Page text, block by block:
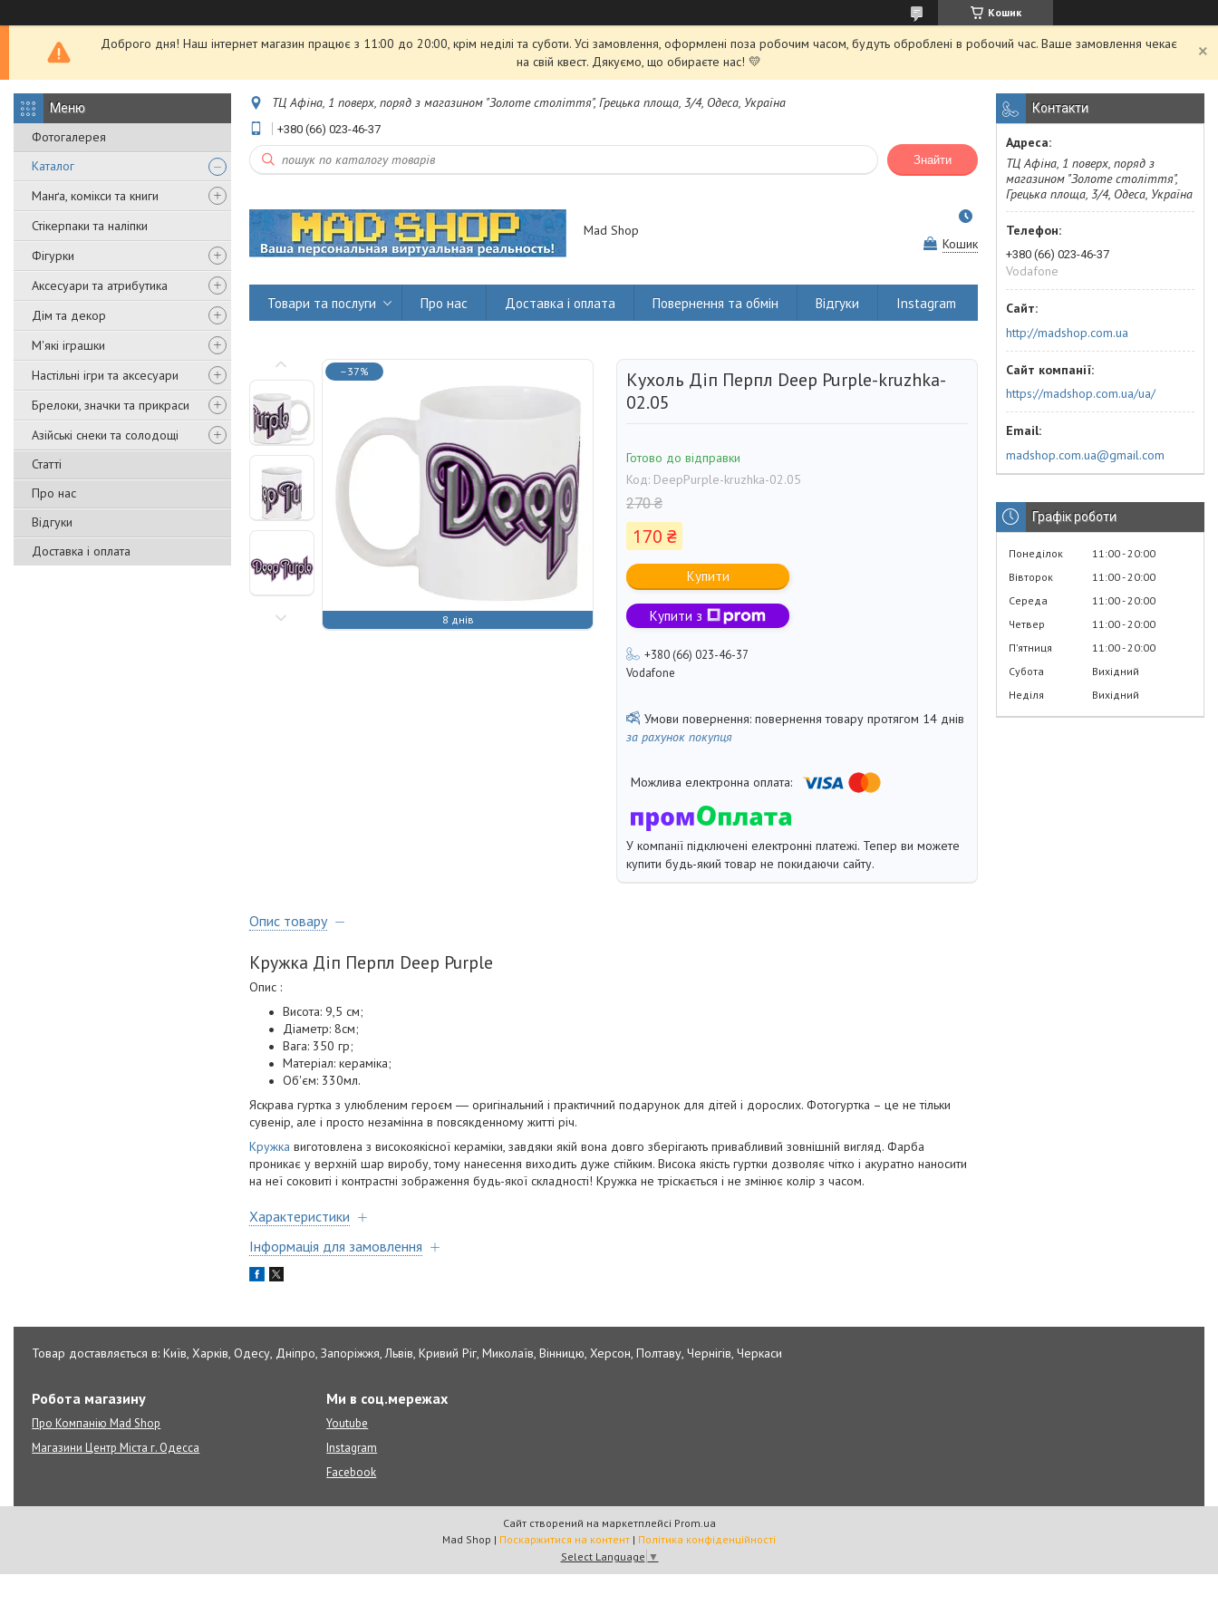
Кошик
Доброго дня! Наш інтернет магазин працює з 11:00 до 20:00, крім неділі та суботи. Усі замовлення, оформлені поза робочим часом, будуть оброблені в робочий час. Ваше замовлення чекає
на свій квест. Дякуємо, що обираєте нас! 💛
Фотогалерея
Каталог
Манґа, комікси та книги
Стікерпаки та наліпки
Фігурки
Аксесуари та атрибутика
Дім та декор
М'які іграшки
Настільні ігри та аксесуари
Брелоки, значки та прикраси
Азійські снеки та солодощі
Статті
Про нас
Відгуки
Доставка і оплата
ТЦ Афіна, 1 поверх, поряд з магазином "Золоте століття", Грецька площа, 3/4, Одеса, Україна
+380 (66) 023-46-37
Знайти
Mad Shop
Кошик
Товари та послуги Про нас Доставка і оплата Повернення та обмін Відгуки Instagram
–37%
8 днів
Кухоль Діп Перпл Deep Purple-kruzhka-
02.05
Готово до відправки
Код: DeepPurple-kruzhka-02.05
270 ₴
170 ₴
Купити
Купити з
+380 (66) 023-46-37
Vodafone
повернення товару протягом 14 днів
за рахунок покупця
У компанії підключені електронні платежі. Тепер ви можете
купити будь-який товар не покидаючи сайту.
Опис товару
Кружка Діп Перпл Deep Purple
Опис :
Висота: 9,5 см;
Діаметр: 8см;
Вага: 350 гр;
Матеріал: кераміка;
Об'єм: 330мл.
Яскрава гуртка з улюбленим героєм ― оригінальний і практичний подарунок для дітей і дорослих. Фотогуртка – це не тільки
сувенір, але і просто незамінна в повсякденному житті річ.
Кружка виготовлена з високоякісної кераміки, завдяки якій вона довго зберігають привабливий зовнішній вигляд. Фарба
проникає у верхній шар виробу, тому нанесення виходить дуже стійким. Висока якість гуртки дозволяє чітко і акуратно наносити
на неї соковиті і контрастні зображення будь-якої складності! Кружка не тріскається і не змінює колір з часом.
Характеристики
Інформація для замовлення
Контакти
ТЦ Афіна, 1 поверх, поряд з
магазином "Золоте століття",
Грецька площа, 3/4, Одеса, Україна
+380 (66) 023-46-37
Vodafone
http://madshop.com.ua
https://madshop.com.ua/ua/
madshop.com.ua@gmail.com
Графік роботи
Понеділок 11:00 20:00
Вівторок
11:00 20:00
Середа
11:00 20:00
Четвер
11:00 20:00
Пʼятниця
11:00 20:00
Субота
Вихідний
Неділя
Вихідний
Товар доставляється в: Київ, Харків, Одесу, Дніпро, Запоріжжя, Львів, Кривий Ріг, Миколаїв, Вінницю, Херсон, Полтаву, Чернігів, Черкаси
Робота магазину
Про Компанію Mad Shop
Магазини Центр Міста г. Одесса
Ми в соц.мережах
Youtube
Instagram
Facebook
Сайт створений на маркетплейсі Prom.ua
Mad Shop | Поскаржитися на контент | Політика конфіденційності
Select Language ▼